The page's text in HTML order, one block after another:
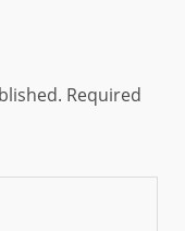
Required